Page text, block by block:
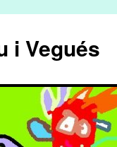
i Vegués